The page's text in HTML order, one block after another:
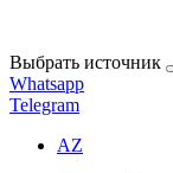
Выбрать источник
Whatsapp
Telegram
AZ